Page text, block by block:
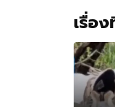
เรื่อ